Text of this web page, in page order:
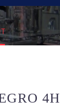
4H